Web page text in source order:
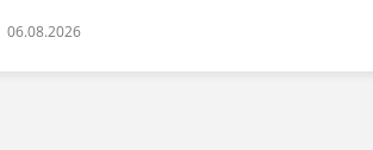
06.08.2026